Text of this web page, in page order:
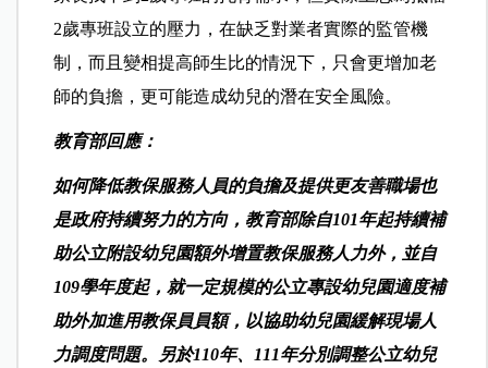
2歲專班設立的壓力，在缺乏對業者實際的監管機
制，而且變相提高師生比的情況下，只會更增加老
師的負擔，更可能造成幼兒的潛在安全風險。
教育部回應：
如何降低教保服務人員的負擔及提供更友善職場也
是政府持續努力的方向，教育部除自101年起持續補
助公立附設幼兒園額外增置教保服務人力外，並自
109學年度起，就一定規模的公立專設幼兒園適度補
助外加進用教保員員額，以協助幼兒園緩解現場人
力調度問題。另於110年、111年分別調整公立幼兒